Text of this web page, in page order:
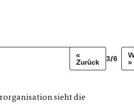
sieht die
«
Zurück
3/6
»